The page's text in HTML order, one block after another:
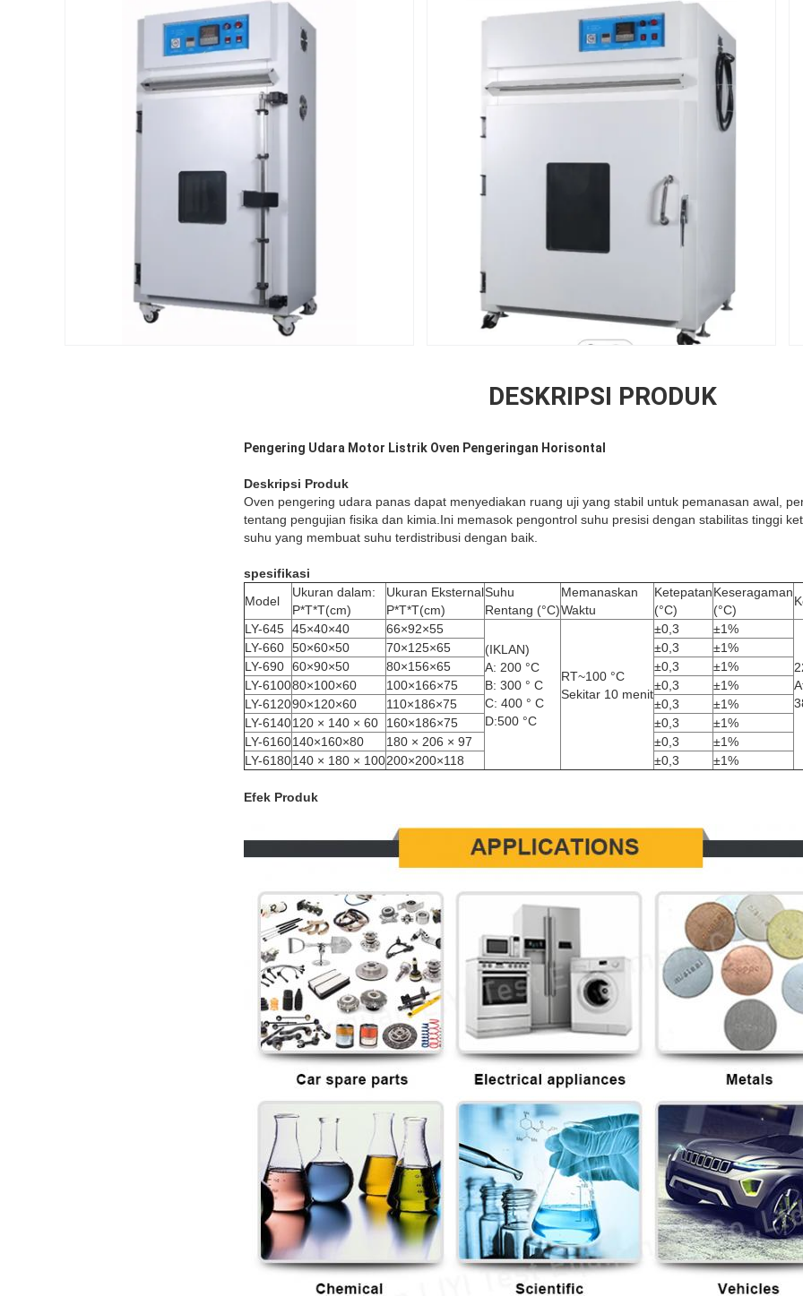
DESKRIPSI PRODUK
Pengering Udara Motor Listrik Oven Pengeringan Horisontal
Deskripsi Produk
Oven pengering udara panas dapat menyediakan ruang uji yang stabil untuk pemanasan awal,
tentang pengujian fisika dan kimia.Ini memasok pengontrol suhu presisi dengan stabilitas tinggi
suhu yang membuat suhu terdistribusi dengan baik.
spesifikasi
Model
Ukuran dalam:
P*T*T(cm)
Ukuran Eksternal
P*T*T(cm)
Suhu
Rentang (°C)
Memanaskan
Waktu
Ketepatan
(°C)
Keseragaman
(°C)
LY-645 45×40×40
66×92×55
(IKLAN)
A: 200 °C
B: 300 ° C
C: 400 ° C
D:500 °C
RT~100 °C
Sekitar 10 menit
±0,3 ±1%
LY-660 50×60×50 70×125×65 ±0,3
±1%
LY-690 60×90×50 80×156×65 ±0,3
±1%
LY-610080×100×60 100×166×75 ±0,3
±1%
LY-612090×120×60 110×186×75 ±0,3
±1%
LY-6140120 × 140 × 60 160×186×75 ±0,3
±1%
LY-6160140×160×80 180 × 206 × 97 ±0,3
±1%
LY-6180140 × 180 × 100200×200×118 ±0,3 ±1%
Efek Produk